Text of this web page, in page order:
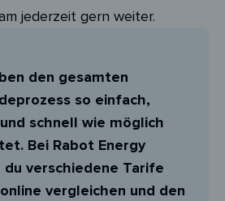
jederzeit gern weiter.
den gesamten
so einfach,
schnell wie möglich
Bei Rabot Energy
du verschiedene Tarife
vergleichen und den